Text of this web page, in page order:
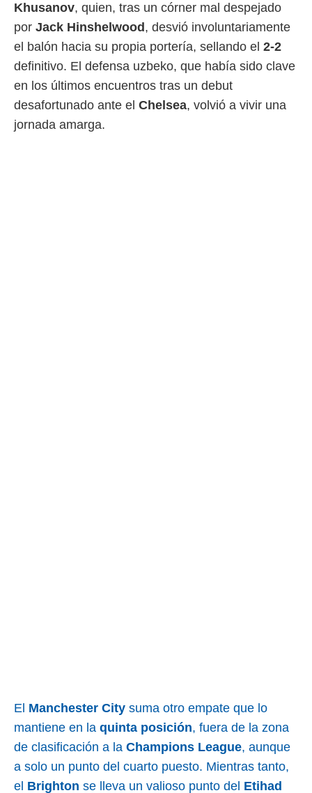
Khusanov, quien, tras un córner mal despejado
por Jack Hinshelwood , desvió involuntariamente
el balón hacia su propia portería, sellando el 2-2
definitivo. El defensa uzbeko, que había sido clave
en los últimos encuentros tras un debut
desafortunado ante el Chelsea, volvió a vivir una
jornada amarga.
El Manchester City suma otro empate que lo
mantiene en la quinta posición, fuera de la zona
de clasificación a la Champions League, aunque
a solo un punto del cuarto puesto. Mientras tanto,
el Brighton se lleva un valioso punto del Etihad